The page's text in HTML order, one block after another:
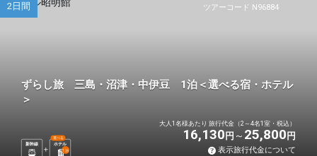
ツアーコード N96884
2日間
ずらし旅 三島・沼津・中伊豆 1泊＜選べる宿・ホテル
＞
新幹線 ホテル
選べる
1 泊
大人1名様あたり 旅行代金（2～4名1室・税込）
16,130 円 25,800 円
表示旅行代金について